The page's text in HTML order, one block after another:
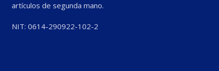
artículos de segunda mano.
NIT: 0614-290922-102-2